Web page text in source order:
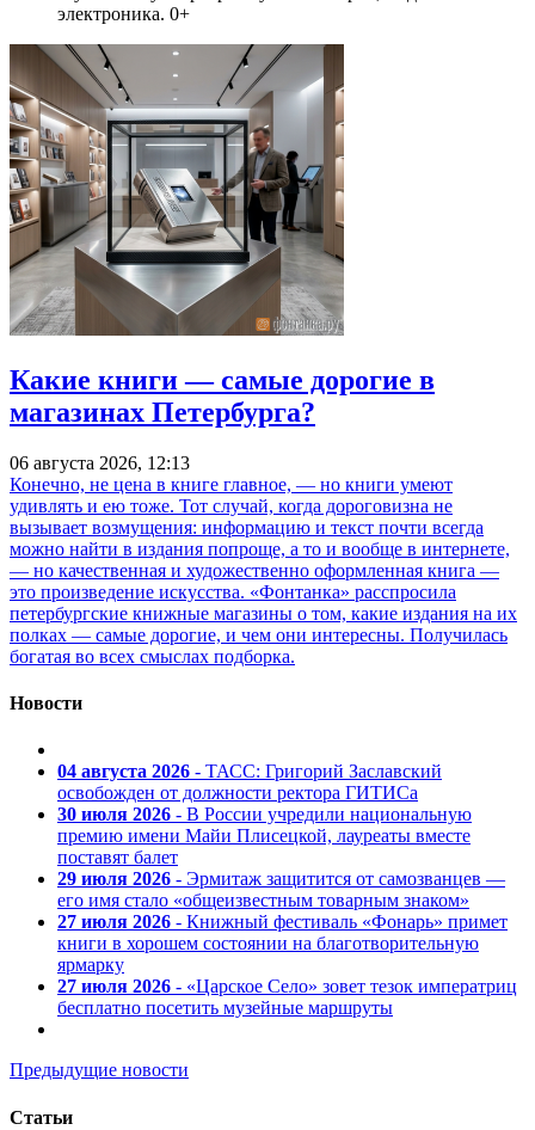
электроника. 0+
Какие книги — самые дорогие в
магазинах Петербурга?
06 августа 2026, 12:13
Конечно, не цена в книге главное, — но книги умеют
удивлять и ею тоже. Тот случай, когда дороговизна не
вызывает возмущения: информацию и текст почти всегда
можно найти в издания попроще, а то и вообще в интернете,
— но качественная и художественно оформленная книга —
это произведение искусства. «Фонтанка» расспросила
петербургские книжные магазины о том, какие издания на их
полках — самые дорогие, и чем они интересны. Получилась
богатая во всех смыслах подборка.
Новости
04 августа 2026 - ТАСС: Григорий Заславский
освобожден от должности ректора ГИТИСа
30 июля 2026 - В России учредили национальную
премию имени Майи Плисецкой, лауреаты вместе
поставят балет
29 июля 2026 - Эрмитаж защитится от самозванцев —
его имя стало «общеизвестным товарным знаком»
27 июля 2026 - Книжный фестиваль «Фонарь» примет
книги в хорошем состоянии на благотворительную
ярмарку
27 июля 2026 - «Царское Село» зовет тезок императриц
бесплатно посетить музейные маршруты
Предыдущие новости
Статьи